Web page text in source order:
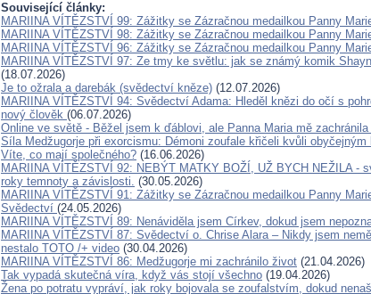
Související články:
MARIINA VÍTĚZSTVÍ 99: Zážitky se Zázračnou medailkou Panny
MARIINA VÍTĚZSTVÍ 98: Zážitky se Zázračnou medailkou Panny
MARIINA VÍTĚZSTVÍ 96: Zážitky se Zázračnou medailkou Panny
MARIINA VÍTĚZSTVÍ 97: Ze tmy ke světlu: jak se známý komik
(18.07.2026)
Je to ožrala a darebák (svědectví kněze) (12.07.2026)
MARIINA VÍTĚZSTVÍ 94: Svědectví Adama: Hleděl knězi do očí s
nový člověk (06.07.2026)
Online ve světě - Běžel jsem k ďáblovi, ale Panna Maria mě zachránila
Síla Medžugorje při exorcismu: Démoni zoufale křičeli kvůli obyčejným
Víte, co mají společného? (16.06.2026)
MARIINA VÍTĚZSTVÍ 92: NEBÝT MATKY BOŽÍ, UŽ BYCH NEŽILA -
roky temnoty a závislosti. (30.05.2026)
MARIINA VÍTĚZSTVÍ 91: Zážitky se Zázračnou medailkou Panny
Svědectví (24.05.2026)
MARIINA VÍTĚZSTVÍ 89: Nenáviděla jsem Církev, dokud jsem
MARIINA VÍTĚZSTVÍ 87: Svědectví o. Chrise Alara – Nikdy jsem
nestalo TOTO /+ video (30.04.2026)
MARIINA VÍTĚZSTVÍ 86: Medžugorje mi zachránilo život (21.04.2026)
Tak vypadá skutečná víra, když vás stojí všechno (19.04.2026)
Žena po potratu vypráví, jak roky bojovala se zoufalstvím, dokud